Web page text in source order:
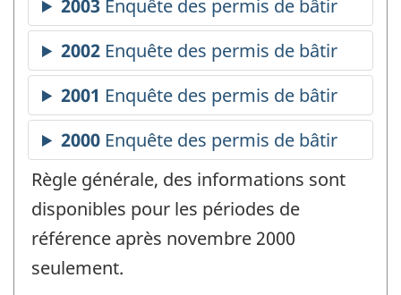
Règle générale, des informations sont
disponibles pour les périodes de
référence après novembre 2000
seulement.